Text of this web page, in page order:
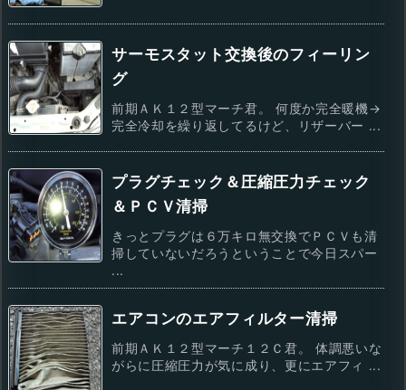
サーモスタット交換後のフィーリン
グ
前期ＡＫ１２型マーチ君。 何度か完全暖機→
完全冷却を繰り返してるけど、リザーバー ...
プラグチェック＆圧縮圧力チェック
＆ＰＣＶ清掃
きっとプラグは６万キロ無交換でＰＣＶも清
掃していないだろうということで今日スパー
...
エアコンのエアフィルター清掃
前期ＡＫ１２型マーチ１２Ｃ君。 体調悪いな
がらに圧縮圧力が気に成り、更にエアフィ ...